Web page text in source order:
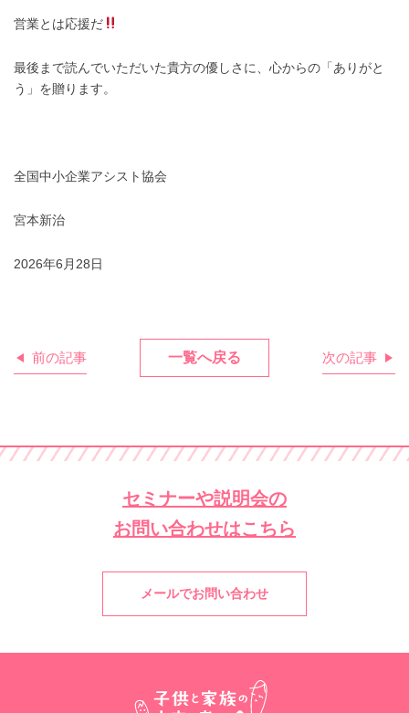
営業とは応援だ
最後まで読んでいただいた貴方の優しさに、心からの「ありがと
う」を贈ります。
全国中小企業アシスト協会
宮本新治
2026年6月28日
前の記事 一覧へ戻る 次の記事
セミナーや説明会の
お問い合わせはこちら
メールでお問い合わせ